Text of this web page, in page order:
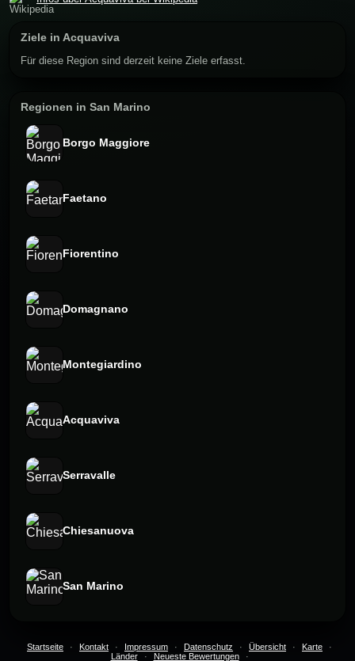
Ziele in Acquaviva
Für diese Region sind derzeit keine Ziele erfasst.
Regionen in San Marino
Borgo Maggiore
Faetano
Fiorentino
Domagnano
Montegiardino
Acquaviva
Serravalle
Chiesanuova
San Marino
Startseite · Kontakt · Impressum · Datenschutz · Übersicht · Karte
·
Länder
· Neueste Bewertungen
·